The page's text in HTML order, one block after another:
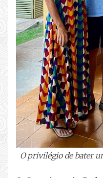
O privilégio de bater